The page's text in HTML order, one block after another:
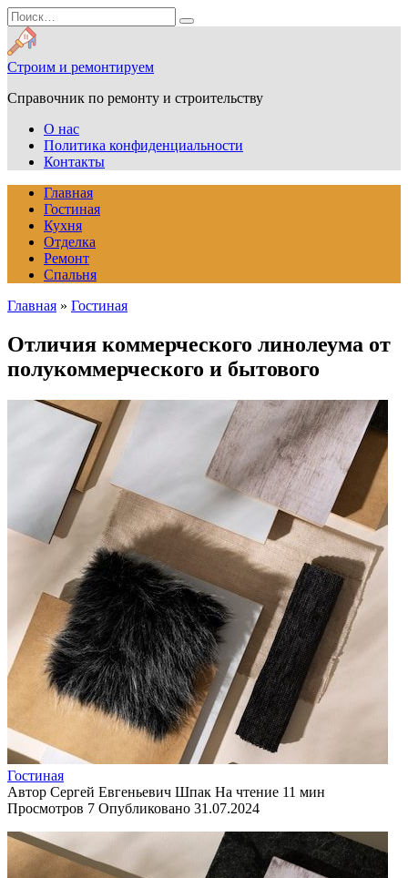
Перейти
к
содержанию
Search
for:
Строим и ремонтируем
Справочник по ремонту и строительству
О нас
Политика конфиденциальности
Контакты
Главная
Гостиная
Кухня
Отделка
Ремонт
Спальня
Главная » Гостиная
Отличия коммерческого линолеума от
полукоммерческого и бытового
Гостиная
Автор Сергей Евгеньевич Шпак На чтение 11 мин
Просмотров 7 Опубликовано 31.07.2024